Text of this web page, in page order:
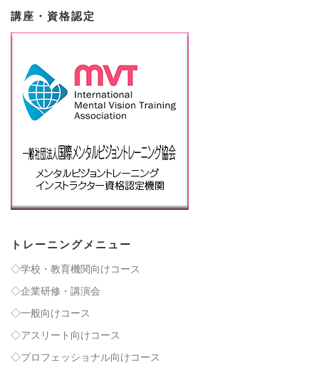
講座・資格認定
トレーニングメニュー
◇学校・教育機関向けコース
◇企業研修・講演会
◇一般向けコース
◇アスリート向けコース
◇プロフェッショナル向けコース